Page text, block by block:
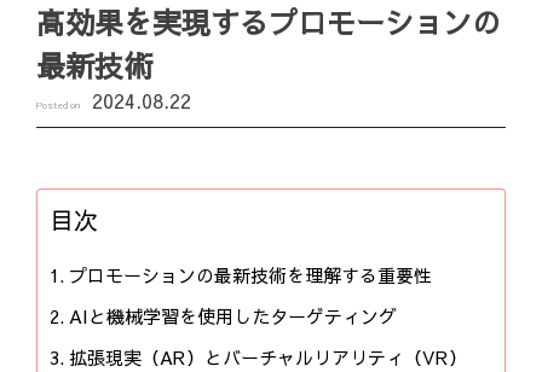
高効果を実現するプロモーションの
最新技術
Posted on 2024.08.22
目次
プロモーションの最新技術を理解する重要性
AIと機械学習を使用したターゲティング
拡張現実（AR）とバーチャルリアリティ（VR）